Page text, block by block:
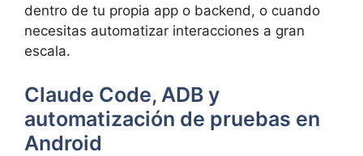
dentro de tu propia app o backend, o cuando
necesitas automatizar interacciones a gran
escala.
Claude Code, ADB y
automatización de pruebas en
Android